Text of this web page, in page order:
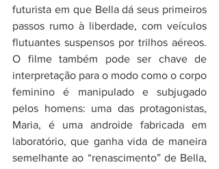
futurista em que Bella dá seus primeiros
passos rumo à liberdade, com veículos
flutuantes suspensos por trilhos aéreos.
O filme também pode ser chave de
interpretação para o modo como o corpo
feminino é manipulado e subjugado
pelos homens: uma das protagonistas,
Maria, é uma androide fabricada em
laboratório, que ganha vida de maneira
semelhante ao “renascimento” de Bella,